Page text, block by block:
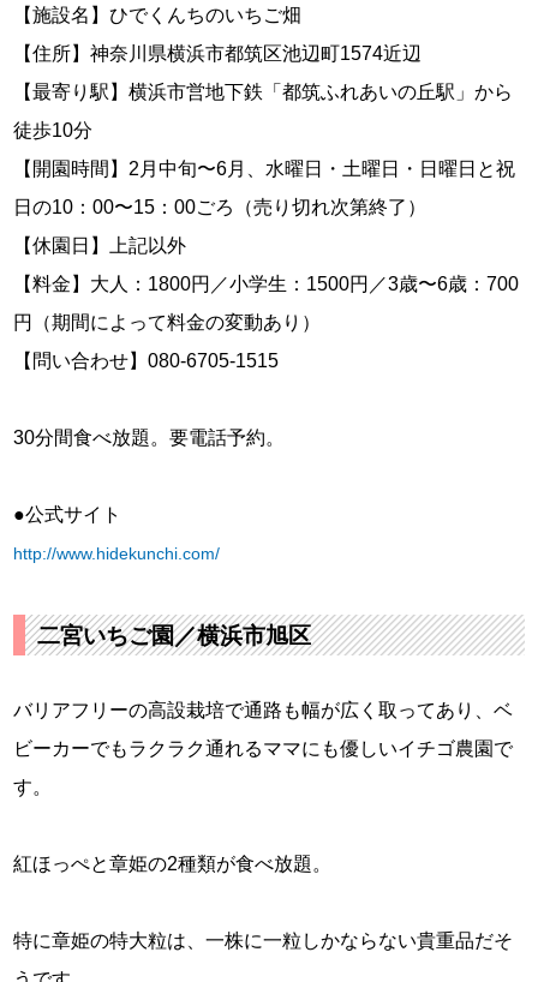
【施設名】ひでくんちのいちご畑
【住所】神奈川県横浜市都筑区池辺町1574近辺
【最寄り駅】横浜市営地下鉄「都筑ふれあいの丘駅」から
徒歩10分
【開園時間】2月中旬〜6月、水曜日・土曜日・日曜日と祝
日の10：00〜15：00ごろ（売り切れ次第終了）
【休園日】上記以外
【料金】大人：1800円／小学生：1500円／3歳〜6歳：700
円（期間によって料金の変動あり）
【問い合わせ】080-6705-1515
30分間食べ放題。要電話予約。
●公式サイト
http://www.hidekunchi.com/
二宮いちご園／横浜市旭区
バリアフリーの高設栽培で通路も幅が広く取ってあり、ベ
ビーカーでもラクラク通れるママにも優しいイチゴ農園で
す。
紅ほっぺと章姫の2種類が食べ放題。
特に章姫の特大粒は、一株に一粒しかならない貴重品だそ